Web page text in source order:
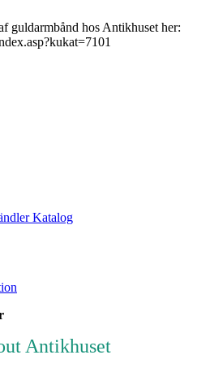
guldarmbånd hos Antikhuset her:
Katalog
Antikhuset